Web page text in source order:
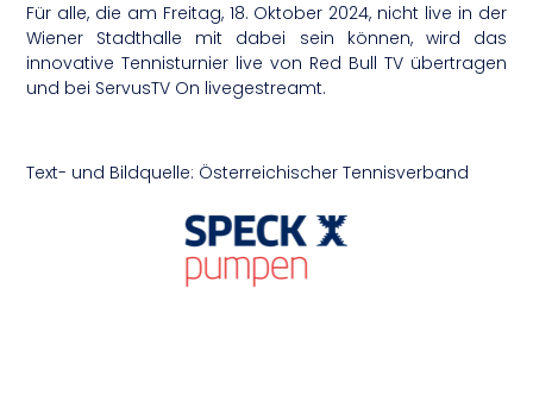
Für alle, die am Freitag, 18. Oktober 2024, nicht live in der
Wiener Stadthalle mit dabei sein können, wird das
innovative Tennisturnier live von Red Bull TV übertragen
und bei ServusTV On livegestreamt.
Text- und Bildquelle: Österreichischer Tennisverband